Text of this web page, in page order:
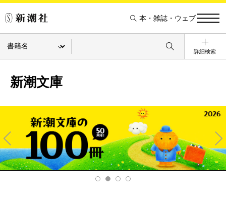
本・雑誌・ウェブ
詳細検索
新潮文庫
Pre
v
Ne
xt